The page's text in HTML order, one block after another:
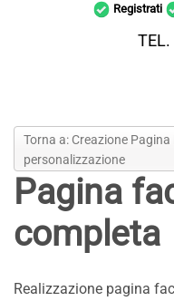
Registrati
Torna a: Creazione
personalizzazione
Pagina
completa
Realizzazione pagina